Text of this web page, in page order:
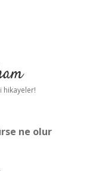
hikayeler!
ne olur